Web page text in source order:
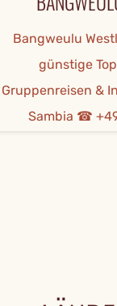
Westlands in
Top Angebote
&
☎ +49 7343 929